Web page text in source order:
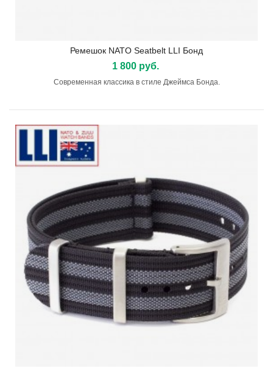
Ремешок NATO Seatbelt LLI Бонд
1 800 руб.
Современная классика в стиле Джеймса Бонда.